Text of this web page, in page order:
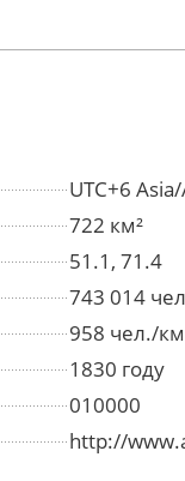
UTC+6
722 км²
51.1, 71.4
743 014
958 чел./
1830 году
010000
http://